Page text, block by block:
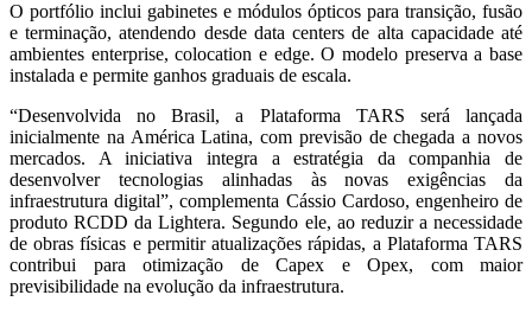
O portfólio inclui gabinetes e módulos ópticos para transição, fusão
e terminação, atendendo desde data centers de alta capacidade até
ambientes enterprise, colocation e edge. O modelo preserva a base
instalada e permite ganhos graduais de escala.
“Desenvolvida no Brasil, a Plataforma TARS será lançada
inicialmente na América Latina, com previsão de chegada a novos
mercados. A iniciativa integra a estratégia da companhia de
desenvolver tecnologias alinhadas às novas exigências da
infraestrutura digital”, complementa Cássio Cardoso, engenheiro de
produto RCDD da Lightera. Segundo ele, ao reduzir a necessidade
de obras físicas e permitir atualizações rápidas, a Plataforma TARS
contribui para otimização de Capex e Opex, com maior
previsibilidade na evolução da infraestrutura.